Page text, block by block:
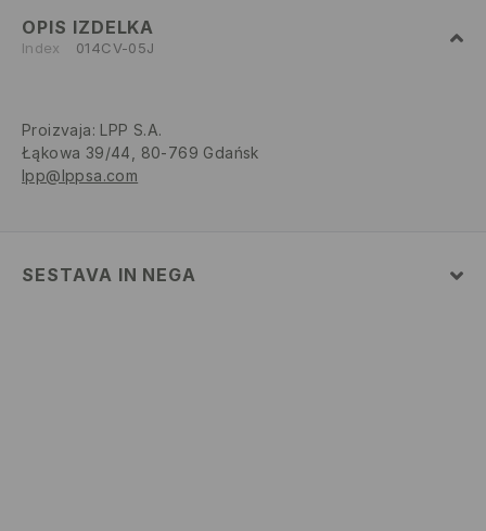
OPIS IZDELKA
Index 014CV-05J
Proizvaja: LPP S.A.
Łąkowa 39/44, 80-769 Gdańsk
lpp@lppsa.com
SESTAVA IN NEGA